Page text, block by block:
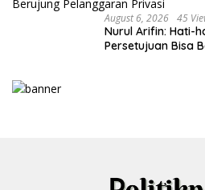
August 6, 2026 45
Nurul Arifin: Hati-
Persetujuan Bisa